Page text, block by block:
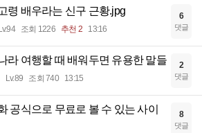
령 배우라는 신구 근황.jpg
조회 1226 추천 2 13:16
6
댓글
라 여행할 때 배워두면 유용한 말들
Lv.89 조회 740 13:15
2
댓글
공식으로 무료로 볼 수 있는 사이
8
댓글